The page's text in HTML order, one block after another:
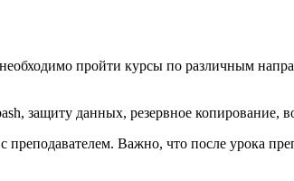
пройти курсы по различным
защиту данных, резервное копирование,
Важно, что после урока